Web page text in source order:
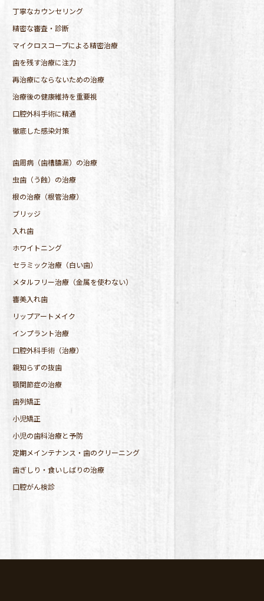
丁寧なカウンセリング
精密な審査・診断
マイクロスコープによる精密治療
歯を残す治療に注力
再治療にならないための治療
治療後の健康維持を重要視
口腔外科手術に精通
徹底した感染対策
歯周病（歯槽膿漏）の治療
虫歯（う蝕）の治療
根の治療（根管治療）
ブリッジ
入れ歯
ホワイトニング
セラミック治療（白い歯）
メタルフリー治療（金属を使わない）
審美入れ歯
リップアートメイク
インプラント治療
口腔外科手術（治療）
親知らずの抜歯
顎関節症の治療
歯列矯正
小児矯正
小児の歯科治療と予防
定期メインテナンス・歯のクリーニング
歯ぎしり・食いしばりの治療
口腔がん検診